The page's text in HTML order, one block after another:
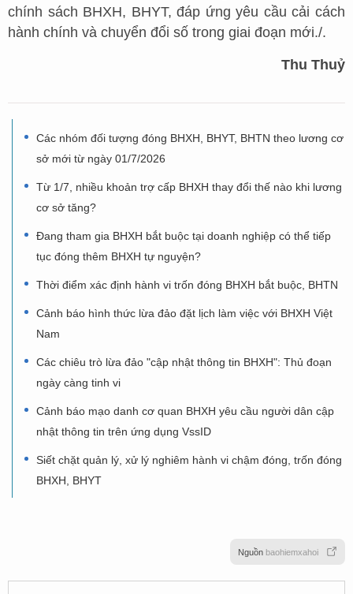
chính sách BHXH, BHYT, đáp ứng yêu cầu cải cách
hành chính và chuyển đổi số trong giai đoạn mới./.
Thu Thuỷ
Các nhóm đối tượng đóng BHXH, BHYT, BHTN theo lương cơ
sở mới từ ngày 01/7/2026
Từ 1/7, nhiều khoản trợ cấp BHXH thay đổi thế nào khi lương
cơ sở tăng?
Đang tham gia BHXH bắt buộc tại doanh nghiệp có thể tiếp
tục đóng thêm BHXH tự nguyện?
Thời điểm xác định hành vi trốn đóng BHXH bắt buộc, BHTN
Cảnh báo hình thức lừa đảo đặt lịch làm việc với BHXH Việt
Nam
Các chiêu trò lừa đảo "cập nhật thông tin BHXH": Thủ đoạn
ngày càng tinh vi
Cảnh báo mạo danh cơ quan BHXH yêu cầu người dân cập
nhật thông tin trên ứng dụng VssID
Siết chặt quản lý, xử lý nghiêm hành vi chậm đóng, trốn đóng
BHXH, BHYT
Nguồn baohiemxahoi